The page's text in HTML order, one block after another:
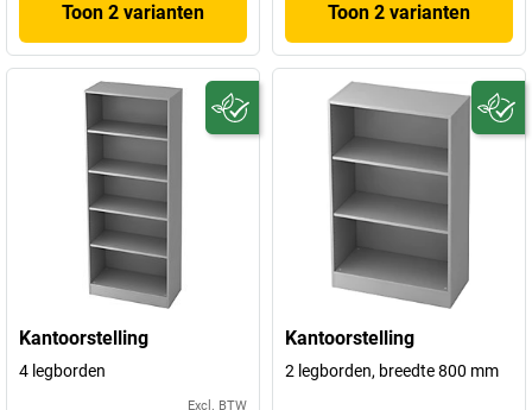
Toon 2 varianten Toon 2 varianten
Kantoorstelling
4 legborden
Excl. BTW
Kantoorstelling
2 legborden, breedte 800 mm